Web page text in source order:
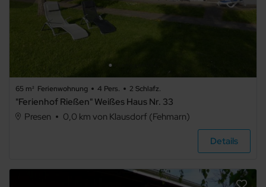
Art der
Ferienhaus
Ferienpark
65 m² Ferienwohnung 4 Pers. 2 Schlafz.
"Ferienhof Rießen" Weißes Haus Nr. 33
Presen
0,0 km von Klausdorf (Fehmarn)
Details